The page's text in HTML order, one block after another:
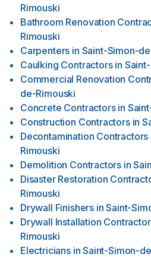
Rimouski
Bathroom Renovation
Rimouski
Carpenters in Saint-Simon-
Caulking Contractors in
Commercial Renovation
de-Rimouski
Concrete Contractors in
Construction Contractors in
Decontamination Contractors
Rimouski
Demolition Contractors in
Disaster Restoration
Rimouski
Drywall Finishers in Saint-
Drywall Installation
Rimouski
Electricians in Saint-Simon-